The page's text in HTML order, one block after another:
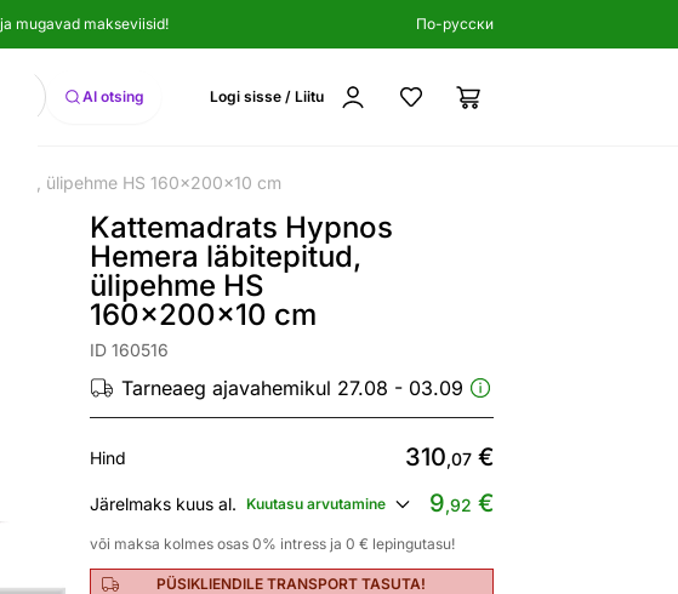
mugavad makseviisid! По-русски
Otsi AI otsing Logi sisse / Liitu
ülipehme HS 160x200x10 cm
Kattemadrats Hypnos
Hemera läbitepitud,
ülipehme HS
160x200x10 cm
ID 160516
Tarneaeg ajavahemikul 27.08 - 03.09
Hind 310,07€
Järelmaks kuus al. Kuutasu arvutamine 9,92 €
või maksa kolmes osas 0% intress ja 0 € lepingutasu!
PÜSIKLIENDILE TRANSPORT TASUTA!